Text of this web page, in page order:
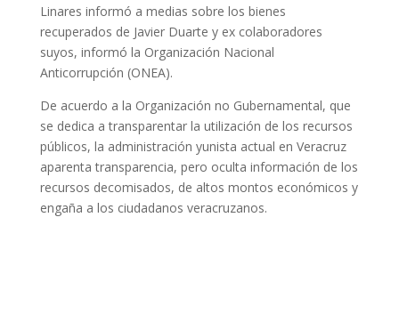
Linares informó a medias sobre los bienes
recuperados de Javier Duarte y ex colaboradores
suyos, informó la Organización Nacional
Anticorrupción (ONEA).
De acuerdo a la Organización no Gubernamental, que
se dedica a transparentar la utilización de los recursos
públicos, la administración yunista actual en Veracruz
aparenta transparencia, pero oculta información de los
recursos decomisados, de altos montos económicos y
engaña a los ciudadanos veracruzanos.